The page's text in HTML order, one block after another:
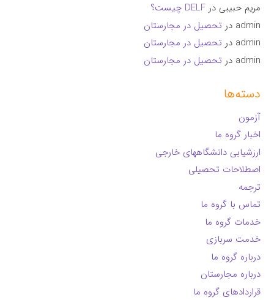
مریم حبیبی درDELF چیست؟
admin در تحصیل در مجارستان
admin در تحصیل در مجارستان
admin در تحصیل در مجارستان
دسته‌ها
آزمون
اخبار گروه ما
ارزشیابی دانشگاههای خارجی
اصطلاحات تحصیلی
ترجمه
تماس با گروه ما
خدمات گروه ما
خدمت سربازی
درباره گروه ما
درباره مجارستان
قراردادهای گروه ما